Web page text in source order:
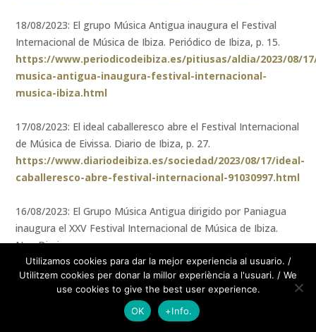
18/08/2023: El grupo Música Antigua inaugura el Festival
Internacional de Música de Ibiza. Periódico de Ibiza, p. 15.
https://www.periodicodeibiza.es/pitiusas/aldia/2023/08/
musica-antigua-inaugura-festival-internacional-
musica-ibiza.html
17/08/2023: El ideal caballeresco abre el Festival Internacional
de Música de Eivissa. Diario de Ibiza, p. 27.
https://www.diariodeibiza.es/sociedad/2023/08/17/ideal-
caballeresco-abre-festival-internacional-91030997.html
16/08/2023: El Grupo Música Antigua dirigido por Paniagua
inaugura el XXV Festival Internacional de Música de Ibiza.
Nou Diari
https://www.noudiari.es/cultura-ibiza/el-grupo-
musica-antigua-dirigido-por-paniagua-inaugura-el-
xxv-festival-internacional-de-musica-de-ibiza/
Utilizamos cookies para dar la mejor experiencia al usuario. /
Utilitzem cookies per donar la millor experiència a l'usuari. / We
use cookies to give the best user experience.
OK
+Info.